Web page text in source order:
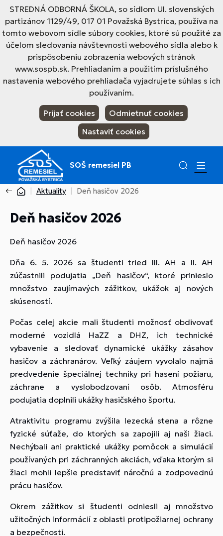
STREDNÁ ODBORNÁ ŠKOLA, so sídlom Ul. slovenských
partizánov 1129/49, 017 01 Považská Bystrica, používa na
tomto webovom sídle súbory cookies, ktoré sú použité za
účelom sledovania návštevnosti webového sídla alebo k
prispôsobeniu zobrazenia webových stránok
www.sospb.sk. Prehliadaním a použitím príslušného
nastavenia webového prehliadača vyjadrujete súhlas s ich
používaním.
Prijať cookies
Odmietnuť cookies
Nastaviť cookies
SOŠ remesiel PB
Aktuality Deň hasičov 2026
Deň hasičov 2026
Deň hasičov 2026
Dňa 6. 5. 2026 sa študenti tried III. AH a II. AH
zúčastnili podujatia „Deň hasičov“, ktoré prinieslo
množstvo zaujímavých zážitkov, ukážok aj nových
skúseností.
Počas celej akcie mali študenti možnosť obdivovať
moderné vozidlá HaZZ a DHZ, ich technické
vybavenie a sledovať dynamické ukážky zásahov
hasičov a záchranárov. Veľký záujem vyvolalo najmä
predvedenie špeciálnej techniky pri hasení požiaru,
záchrane a vyslobodzovaní osôb. Atmosféru
podujatia doplnili ukážky hasičského športu.
Atraktivitu programu zvýšila lezecká stena a rôzne
fyzické súťaže, do ktorých sa zapojili aj naši žiaci.
Nechýbali ani praktické ukážky pomôcok a simulácií
používaných pri záchranných akciách, vďaka ktorým si
žiaci mohli lepšie predstaviť náročnú a zodpovednú
prácu hasičov.
Okrem zážitkov si študenti odniesli aj množstvo
užitočných informácií z oblasti protipožiarnej ochrany
a bezpečnosti.